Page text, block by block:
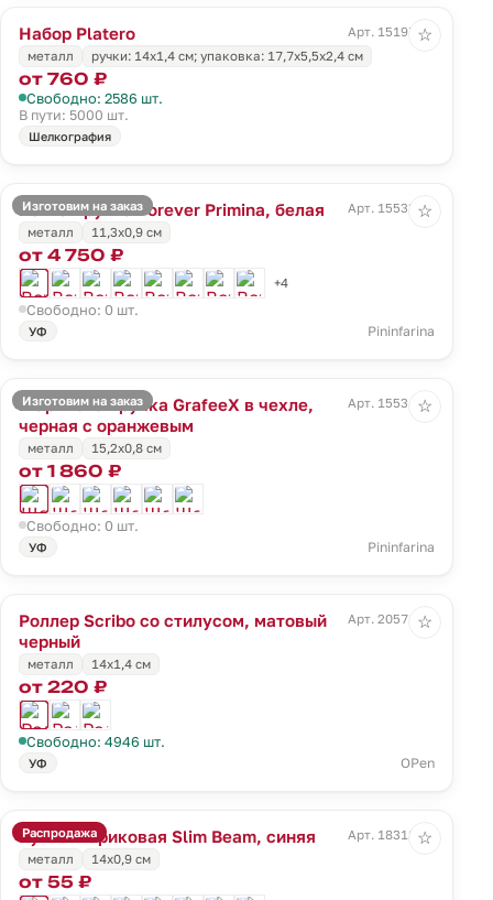
Набор Platero
Арт. 15197.00
металл
ручки: 14х1,4 см; упаковка: 17,7х5,5х2,4 см
от 760 ₽
Свободно: 2586 шт.
В пути: 5000 шт.
Шелкография
☆
Изготовим на заказ
Вечная ручка Forever Primina, белая
Арт. 15533.60
металл
11,3x0,9 см
от 4 750 ₽
+4
Свободно: 0 шт.
УФ Pininfarina
☆
Изготовим на заказ
Шариковая ручка GrafeeX в чехле,
черная с оранжевым
Арт. 15534.20
металл 15,2x0,8 см
от 1 860 ₽
Свободно: 0 шт.
УФ Pininfarina
☆
Роллер Scribo со стилусом, матовый
черный
Арт. 20571.33
металл 14х1,4 см
от 220 ₽
Свободно: 4946 шт.
УФ OPen
☆
Распродажа
Ручка шариковая Slim Beam, синяя
Арт. 18318.40
металл
14х0,9 см
от 55 ₽
☆